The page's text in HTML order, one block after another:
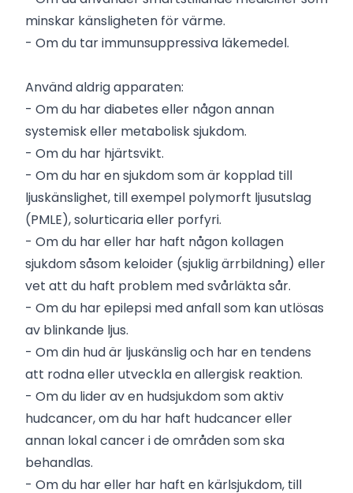
minskar känsligheten för värme.
- Om du tar immunsuppressiva läkemedel.
Använd aldrig apparaten:
- Om du har diabetes eller någon annan
systemisk eller metabolisk sjukdom.
- Om du har hjärtsvikt.
- Om du har en sjukdom som är kopplad till
ljuskänslighet, till exempel polymorft ljusutslag
(PMLE), solurticaria eller porfyri.
- Om du har eller har haft någon kollagen
sjukdom såsom keloider (sjuklig ärrbildning) eller
vet att du haft problem med svårläkta sår.
- Om du har epilepsi med anfall som kan utlösas
av blinkande ljus.
- Om din hud är ljuskänslig och har en tendens
att rodna eller utveckla en allergisk reaktion.
- Om du lider av en hudsjukdom som aktiv
hudcancer, om du har haft hudcancer eller
annan lokal cancer i de områden som ska
behandlas.
- Om du har eller har haft en kärlsjukdom, till